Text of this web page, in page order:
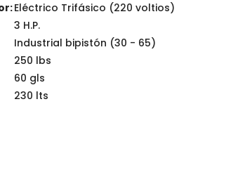
Eléctrico Trifásico (220 voltios)
3 H.P.
Industrial bipistón (30 - 65)
250 lbs
60 gls
230 lts